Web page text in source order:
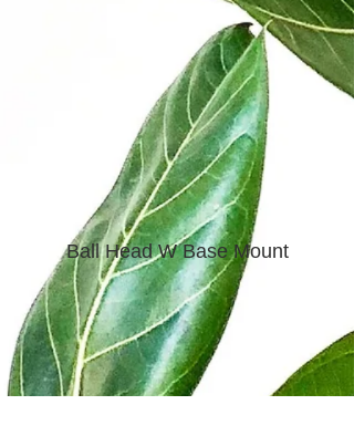
Ball Head W Base Mount